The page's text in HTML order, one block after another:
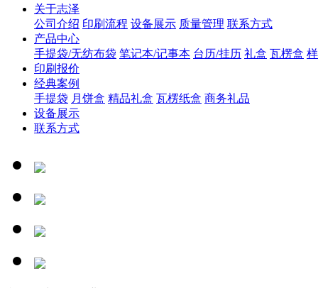
关于志泽
公司介绍 印刷流程 设备展示 质量管理 联系方式
产品中心
手提袋/无纺布袋 笔记本/记事本 台历/挂历 礼盒 瓦楞盒
印刷报价
经典案例
手提袋 月饼盒 精品礼盒 瓦楞纸盒 商务礼品
设备展示
联系方式